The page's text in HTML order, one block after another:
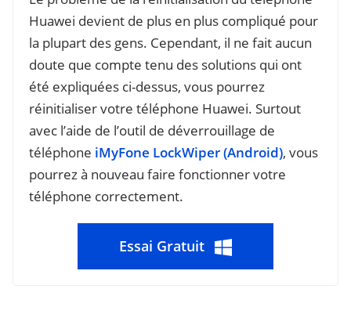
Huawei devient de plus en plus compliqué pour
la plupart des gens. Cependant, il ne fait aucun
doute que compte tenu des solutions qui ont
été expliquées ci-dessus, vous pourrez
réinitialiser votre téléphone Huawei. Surtout
avec l’aide de l’outil de déverrouillage de
téléphone iMyFone LockWiper (Android), vous
pourrez à nouveau faire fonctionner votre
téléphone correctement.
Essai Gratuit